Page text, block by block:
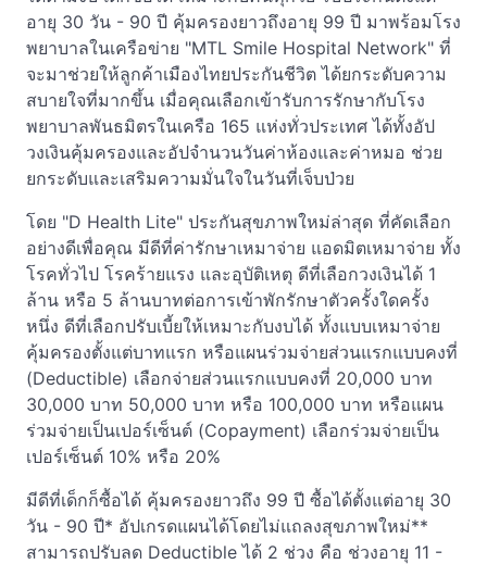
อายุ 30 วัน - 90 ปี คุ้มครองยาวถึงอายุ 99 ปี มาพร้อมโรง
พยาบาลในเครือข่าย "MTL Smile Hospital Network" ที่
จะมาช่วยให้ลูกค้าเมืองไทยประกันชีวิต ได้ยกระดับความ
สบายใจที่มากขึ้น เมื่อคุณเลือกเข้ารับการรักษากับโรง
พยาบาลพันธมิตรในเครือ 165 แห่งทั่วประเทศ ได้ทั้งอัป
วงเงินคุ้มครองและอัปจำนวนวันค่าห้องและค่าหมอ ช่วย
ยกระดับและเสริมความมั่นใจในวันที่เจ็บป่วย
โดย "D Health Lite" ประกันสุขภาพใหม่ล่าสุด ที่คัดเลือก
อย่างดีเพื่อคุณ มีดีที่ค่ารักษาเหมาจ่าย แอดมิตเหมาจ่าย ทั้ง
โรคทั่วไป โรคร้ายแรง และอุบัติเหตุ ดีที่เลือกวงเงินได้ 1
ล้าน หรือ 5 ล้านบาทต่อการเข้าพักรักษาตัวครั้งใดครั้ง
หนึ่ง ดีที่เลือกปรับเบี้ยให้เหมาะกับงบได้ ทั้งแบบเหมาจ่าย
คุ้มครองตั้งแต่บาทแรก หรือแผนร่วมจ่ายส่วนแรกแบบคงที่
(Deductible) เลือกจ่ายส่วนแรกแบบคงที่ 20,000 บาท
30,000 บาท 50,000 บาท หรือ 100,000 บาท หรือแผน
ร่วมจ่ายเป็นเปอร์เซ็นต์ (Copayment) เลือกร่วมจ่ายเป็น
เปอร์เซ็นต์ 10% หรือ 20%
มีดีที่เด็กก็ซื้อได้ คุ้มครองยาวถึง 99 ปี ซื้อได้ตั้งแต่อายุ 30
วัน - 90 ปี* อัปเกรดแผนได้โดยไม่แถลงสุขภาพใหม่**
สามารถปรับลด Deductible ได้ 2 ช่วง คือ ช่วงอายุ 11 -